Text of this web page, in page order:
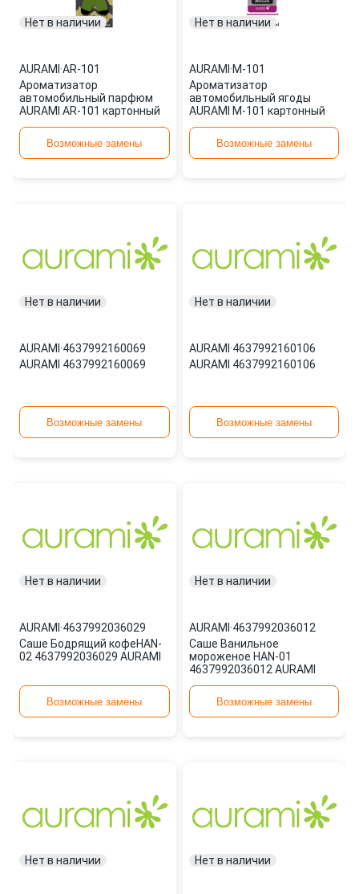
Нет в наличии
AURAMI ·AR-101
Ароматизатор
автомобильный парфюм
AURAMI AR-101 картонный
Возможные замены
Нет в наличии
AURAMI ·M-101
Ароматизатор
автомобильный ягоды
AURAMI M-101 картонный
Возможные замены
Нет в наличии
AURAMI ·4637992160069
AURAMI 4637992160069
Возможные замены
Нет в наличии
AURAMI ·4637992160106
AURAMI 4637992160106
Возможные замены
Нет в наличии
AURAMI ·4637992036029
Саше Бодрящий кофеHAN-
02 4637992036029 AURAMI
Возможные замены
Нет в наличии
AURAMI ·4637992036012
Саше Ванильное
мороженое HAN-01
4637992036012 AURAMI
Возможные замены
Нет в наличии Нет в наличии